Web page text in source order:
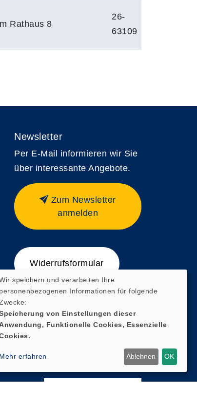
Rathaus 8
26-
63109
Newsletter
Per E-Mail informieren wir Sie
über interessante Angebote.
Zum Newsletter
anmelden
Widerrufsformular
speichern und verarbeiten Ihre
personenbezogenen Informationen für folgende
von Einstellungen dieser
Funktionelle Cookies, Essenzielle
Mehr erfahren Ablehnen OK